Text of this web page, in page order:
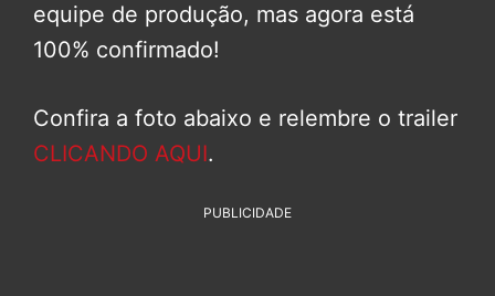
equipe de produção, mas agora está
100% confirmado!
Confira a foto abaixo e relembre o trailer
CLICANDO AQUI.
PUBLICIDADE